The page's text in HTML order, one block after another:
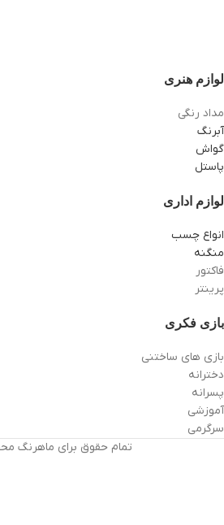
لوازم هنری
مداد رنگی
آبرنگ
گواش
پاستل
لوازم اداری
انواع چسب
منگنه
فاکتور
پرینتر
بازی فکری
بازی های ساختنی
دخترانه
پسرانه
آموزشی
سرگرمی
تمام حقوق برای ماهرنگ